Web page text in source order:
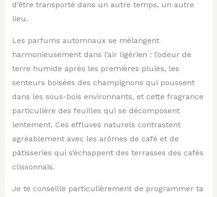
d’être transporté dans un autre temps, un autre
lieu.
Les parfums automnaux se mélangent
harmonieusement dans l’air ligérien : l’odeur de
terre humide après les premières pluies, les
senteurs boisées des champignons qui poussent
dans les sous-bois environnants, et cette fragrance
particulière des feuilles qui se décomposent
lentement. Ces effluves naturels contrastent
agréablement avec les arômes de café et de
pâtisseries qui s’échappent des terrasses des cafés
clissonnais.
Je te conseille particulièrement de programmer ta